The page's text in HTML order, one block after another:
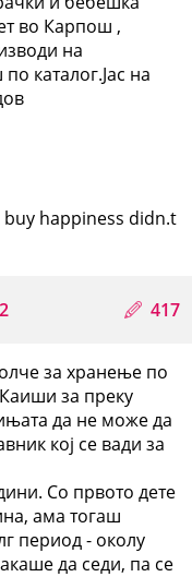
во Карпош ,
на
каталог.Јас на
happiness didn.t
417
за хранење по
за преку
да не може да
кој се вади за
Со првото дете
ама тогаш
период - околу
да седи, па се